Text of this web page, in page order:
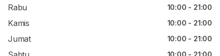
Rabu 10:00 - 21:00
Kamis 10:00 - 21:00
Jumat 10:00 - 21:00
10:00 - 21:00